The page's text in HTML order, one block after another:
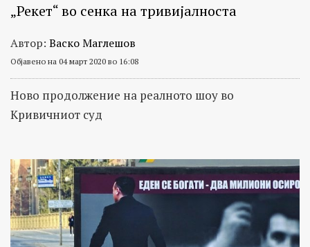
„Рекет“ во сенка на тривијалноста
Автор: Васко Маглешов
Објавено на 04 март 2020 во 16:08
Ново продолжение на реалното шоу во
Кривичниот суд